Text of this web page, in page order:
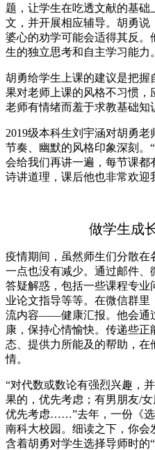
题，让学生在吃透文献的基
文，并开展相应辅导。胡勇说
婆心的劝学可能会适得其反
生的独立思考和自主学习能力。
胡勇给学生上课的建议是把
果对老师上课的风格不习惯
老师有情绪而羞于求教基础知
2019级本科生刘宇涵对胡勇
节奏、幽默的风格印象深刻。
会给我们再讲一遍，每节课都
诗讲道理，课后他也非常欢迎
做学生成
疫情期间，虽然师生们分散
一点也没有减少。通过邮件
答疑解惑，包括一些课程专
业论文指导等等。在微信群
流内容——健康汇报。他会通
康，保持心情愉快。传递些
态、提供力所能及的帮助，
情。
“对代数或数论有强烈兴趣，
果的，优先考虑；有男朋友/
优先考虑……”去年，一份《
南科大校园。细读之下，你
含着胡勇对学生选择导师时的